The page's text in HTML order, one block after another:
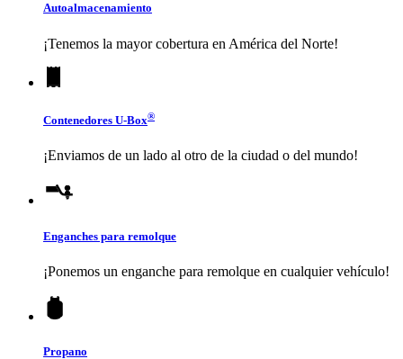
Autoalmacenamiento
¡Tenemos la mayor cobertura en América del Norte!
Contenedores U-Box®
¡Enviamos de un lado al otro de la ciudad o del mundo!
Enganches para remolque
¡Ponemos un enganche para remolque en cualquier vehículo!
Propano